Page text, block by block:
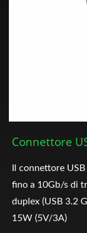
Connettore
Il connettore
fino a 10Gb/s di
duplex (USB 3.2
15W (5V/3A)